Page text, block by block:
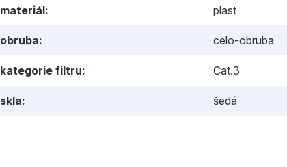
materiál plast
obruba celo-obruba
kategorie filtru Cat.3
skla šedá